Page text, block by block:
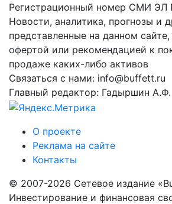
Регистрационный номер СМИ
Новости, аналитика, прогнозы и
представленные на данном
офертой или рекомендацией к
продаже каких-либо активов
Связаться с нами: info@buffett.ru
Главный редактор: Гадыршин А.Ф.
О проекте
Реклама на сайте
Контакты
© 2007-2026 Сетевое издание
Инвестирование и финансовая